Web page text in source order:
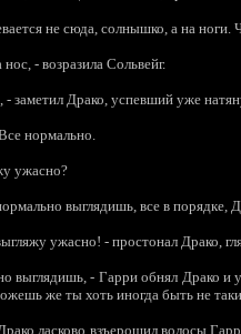
не сюда, солнышко, а на
- возразила Сольвейг.
- заметил Драко, успевший уже
нормально.
ужасно?
выглядишь, все в порядке,
ужасно! - простонал Драко,
выглядишь, - Гарри обнял Драко и
же ты хоть иногда быть не
ласково взъерошил волосы